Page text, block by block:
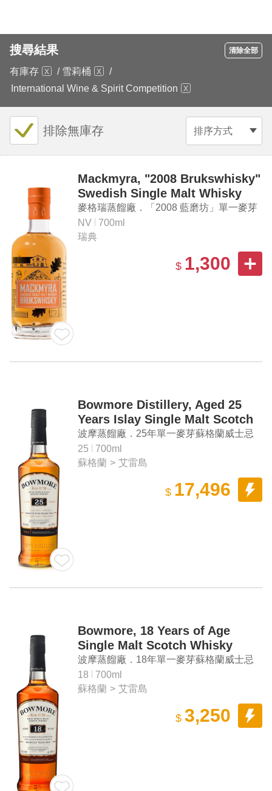
搜尋結果 清除全部
有庫存 / 雪莉桶
/
International Wine & Spirit Competition
排序方式
排除無庫存
Mackmyra, "2008 Brukswhisky"
Swedish Single Malt Whisky
麥格瑞蒸餾廠．「2008 藍磨坊」單一麥芽
瑞典威士忌
NV
700ml
瑞典
$ 1,300
Bowmore Distillery, Aged 25
Years Islay Single Malt Scotch
Whisky
波摩蒸餾廠．25年單一麥芽蘇格蘭威士忌
25
700ml
蘇格蘭 > 艾雷島
$ 17,496
Bowmore, 18 Years of Age
Single Malt Scotch Whisky
波摩蒸餾廠．18年單一麥芽蘇格蘭威士忌
18
700ml
蘇格蘭 > 艾雷島
$ 3,250